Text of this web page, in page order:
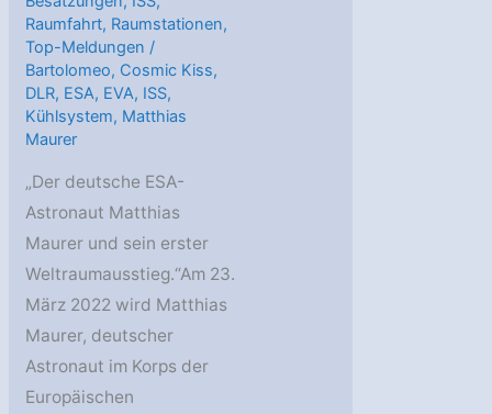
Raumfahrt, Raumstationen,
Top-Meldungen /
Bartolomeo, Cosmic Kiss,
DLR, ESA, EVA, ISS,
Kühlsystem, Matthias
Maurer
„Der deutsche ESA-
Astronaut Matthias
Maurer und sein erster
Weltraumausstieg.“Am 23.
März 2022 wird Matthias
Maurer, deutscher
Astronaut im Korps der
Europäischen